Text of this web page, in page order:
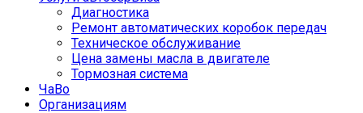
Диагностика
Ремонт автоматических коробок передач
Техническое обслуживание
Цена замены масла в двигателе
Тормозная система
ЧаВо
Организациям